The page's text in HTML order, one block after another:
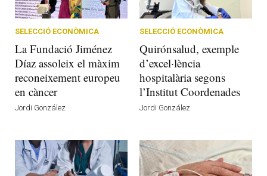
SELECCIÓ ECONÒMICA
La Fundació Jiménez
Díaz assoleix el màxim
reconeixement europeu
en càncer
Jordi González
SELECCIÓ ECONÒMICA
Quirónsalud, exemple
d’excel·lència
hospitalària segons
l’Institut Coordenades
Jordi González